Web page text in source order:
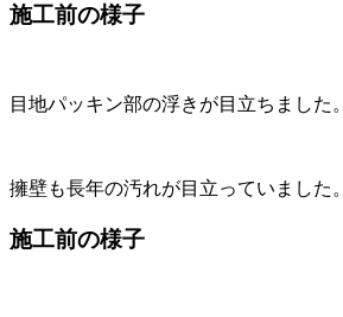
施工前の様子
目地パッキン部の浮きが目立ちました。
擁壁も長年の汚れが目立っていました。
施工前の様子